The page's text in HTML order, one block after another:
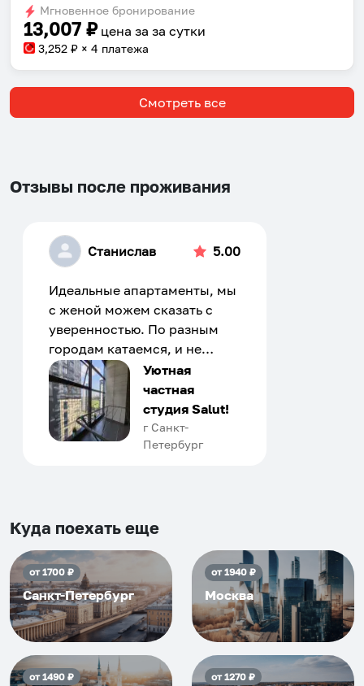
dates.
dates.
Мгновенное бронирование
13,007 ₽ цена за за сутки
3,252 ₽ × 4 платежа
Смотреть все
Отзывы после проживания
Станислав 5.00
Идеальные апартаменты, мы
с женой можем сказать с
уверенностью. По разным
городам катаемся, и не
только в России. Сервис на
отличном уровне. Хозяин
апартаментов доброй души
человек, всегда можно
договориться, подскажет
приезжать еще...
Уютная
частная
студия Salut!
г Санкт-
Петербург
Куда поехать еще
от1700₽
Санкт-Петербург
от1940₽
Москва
от1490₽ от1270₽